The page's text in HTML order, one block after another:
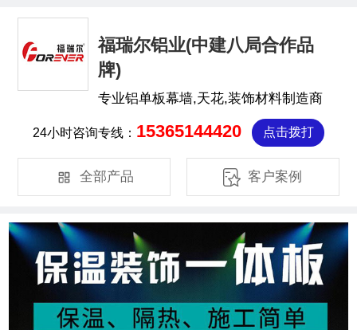
福瑞尔铝业(中建八局合作品
牌)
专业铝单板幕墙,天花,装饰材料制造商
24小时咨询专线： 15365144420 点击拨打
 全部产品  客户案例